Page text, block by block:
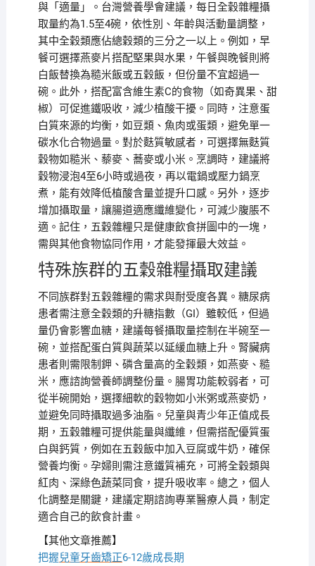
與「適量」。台灣營養學會建議，每日全穀雜糧攝
取量約為1.5至4碗，依性別、年齡與活動量調整，
其中全穀類應佔總穀類的三分之一以上。例如，早
餐可選擇燕麥片搭配堅果與水果，午餐與晚餐則將
白飯替換為糙米飯或五穀飯，但份量不宜超過一
碗。此外，搭配富含維生素C的食物（如奇異果、甜
椒）可促進鐵吸收，減少植酸干擾。同時，注意蛋
白質來源的均衡，如豆類、魚肉或蛋類，避免單一
碳水化合物過量。對於麩質敏感者，可選擇無麩質
穀物如糙米、藜麥、蕎麥或小米。烹調時，建議將
穀物浸泡4至6小時或過夜，再以電鍋或壓力鍋烹
煮，能有效降低植酸含量並提升口感。另外，逐步
增加攝取量，讓腸道適應纖維變化，可減少腹脹不
適。記住，五穀雜糧只是健康飲食拼圖中的一塊，
需與其他食物協同作用，才能發揮最大效益。
特殊族群的五穀雜糧攝取建議
不同族群對五穀雜糧的需求與耐受度各異。糖尿病
患者需注意全穀類的升糖指數（GI）雖較低，但過
量仍會影響血糖，建議每餐攝取量控制在半碗至一
碗，並搭配蛋白質與蔬菜以延緩血糖上升。腎臟病
患者則需限制鉀、磷含量高的全穀類，如燕麥、糙
米，應諮詢營養師調整份量。腸胃功能較弱者，可
從半碗開始，選擇細軟的穀物如小米粥或燕麥奶，
並避免同時攝取過多油脂。兒童與青少年正值成長
期，五穀雜糧可提供能量與纖維，但需搭配優質蛋
白與鈣質，例如在五穀飯中加入豆腐或牛奶，確保
營養均衡。孕婦則需注意鐵質補充，可將全穀類與
紅肉、深綠色蔬菜同食，提升吸收率。總之，個人
化調整是關鍵，建議定期諮詢專業醫療人員，制定
適合自己的飲食計畫。
【其他文章推薦】
把握兒童牙齒矯正6-12歲成長期